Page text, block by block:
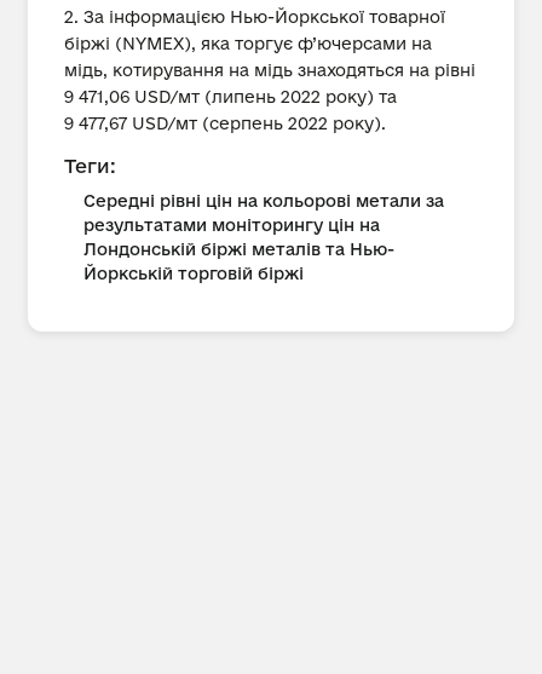
2. За інформацією Нью-Йоркської товарної
біржі (NYMEX), яка торгує ф’ючерсами на
мідь, котирування на мідь знаходяться на рівні
9 471,06 USD/мт (липень 2022 року) та
9 477,67 USD/мт (серпень 2022 року).
Теги:
Середні рівні цін на кольорові метали за
результатами моніторингу цін на
Лондонській біржі металів та Нью-
Йоркській торговій біржі